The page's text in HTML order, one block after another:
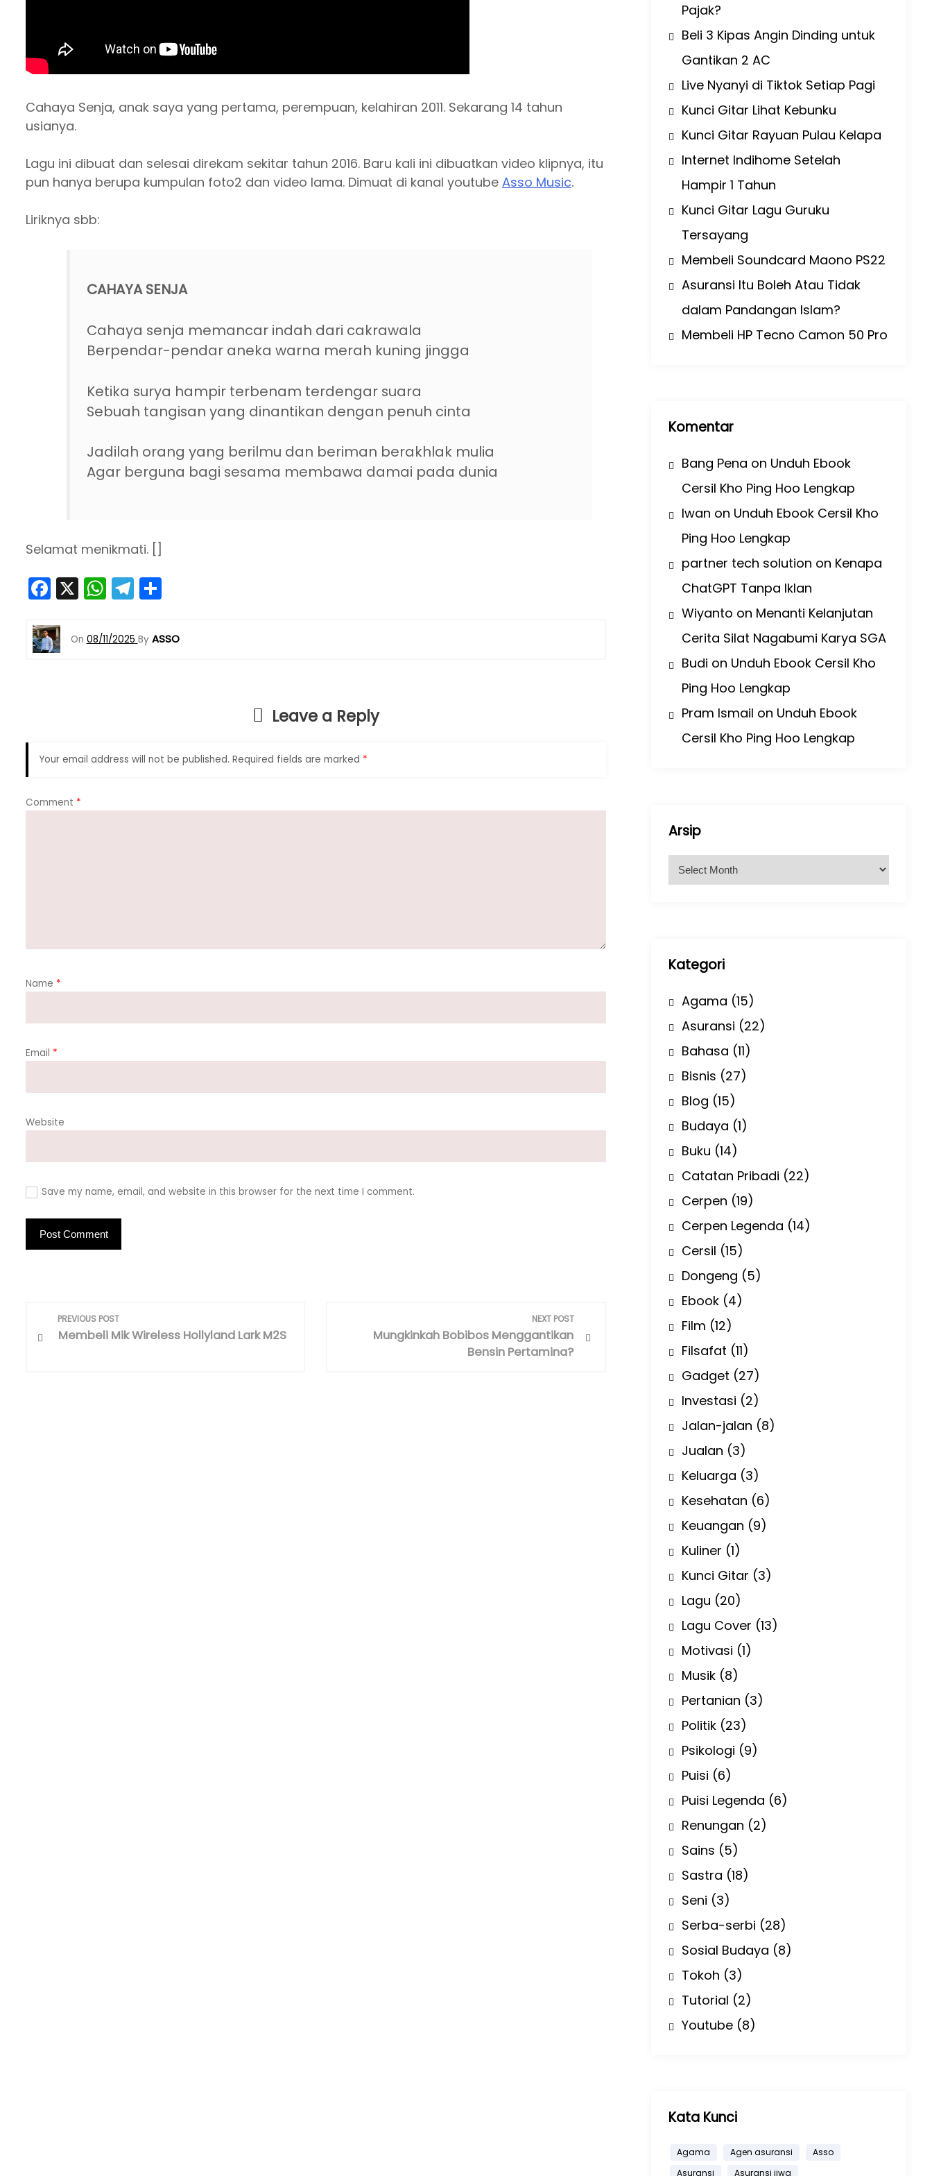
Cahaya Senja, anak saya yang pertama, perempuan, kelahiran 2011. Sekarang 14 tahun
usianya.
Lagu ini dibuat dan selesai direkam sekitar tahun 2016. Baru kali ini dibuatkan video klipnya, itu
pun hanya berupa kumpulan foto2 dan video lama. Dimuat di kanal youtube Asso Music.
Liriknya sbb:
CAHAYA SENJA
Cahaya senja memancar indah dari cakrawala
Berpendar-pendar aneka warna merah kuning jingga
Ketika surya hampir terbenam terdengar suara
Sebuah tangisan yang dinantikan dengan penuh cinta
Jadilah orang yang berilmu dan beriman berakhlak mulia
Agar berguna bagi sesama membawa damai pada dunia
Selamat menikmati. []
F
c
e
X W
a
T
e
gr
ar
On 08/11/2025 By ASSO
Leave a Reply
Your email address will not be published. Required fields are marked *
Comment *
Name *
Email *
Website
Save my name, email, and website in this browser for the next time I comment.
PREVIOUS POST
Membeli Mik Wireless Hollyland Lark M2S
NEXT POST
Mungkinkah Bobibos Menggantikan
Bensin Pertamina?
Pajak?
Beli 3 Kipas Angin Dinding untuk
Gantikan 2 AC
Live Nyanyi di Tiktok Setiap Pagi
Kunci Gitar Lihat Kebunku
Kunci Gitar Rayuan Pulau Kelapa
Internet Indihome Setelah
Hampir 1 Tahun
Kunci Gitar Lagu Guruku
Tersayang
Membeli Soundcard Maono PS22
Asuransi Itu Boleh Atau Tidak
dalam Pandangan Islam?
Membeli HP Tecno Camon 50 Pro
Komentar
Bang Pena on Unduh Ebook
Cersil Kho Ping Hoo Lengkap
Iwan on Unduh Ebook Cersil Kho
Ping Hoo Lengkap
partner tech solution on Kenapa
ChatGPT Tanpa Iklan
Wiyanto on Menanti Kelanjutan
Cerita Silat Nagabumi Karya SGA
Budi on Unduh Ebook Cersil Kho
Ping Hoo Lengkap
Pram Ismail on Unduh Ebook
Cersil Kho Ping Hoo Lengkap
Arsip
r
Kategori
Agama (15)
Asuransi (22)
Bahasa (11)
Bisnis (27)
Blog (15)
Budaya (1)
Buku (14)
Catatan Pribadi (22)
Cerpen (19)
Cerpen Legenda (14)
Cersil (15)
Dongeng (5)
Ebook (4)
Film (12)
Filsafat (11)
Gadget (27)
Investasi (2)
Jalan-jalan (8)
Jualan (3)
Keluarga (3)
Kesehatan (6)
Keuangan (9)
Kuliner (1)
Kunci Gitar (3)
Lagu (20)
Lagu Cover (13)
Motivasi (1)
Musik (8)
Pertanian (3)
Politik (23)
Psikologi (9)
Puisi (6)
Puisi Legenda (6)
Renungan (2)
Sains (5)
Sastra (18)
Seni (3)
Serba-serbi (28)
Sosial Budaya (8)
Tokoh (3)
Tutorial (2)
Youtube (8)
Kata Kunci
Agama Agen asuransi
Asso
Asuransi
Asuransi jiwa